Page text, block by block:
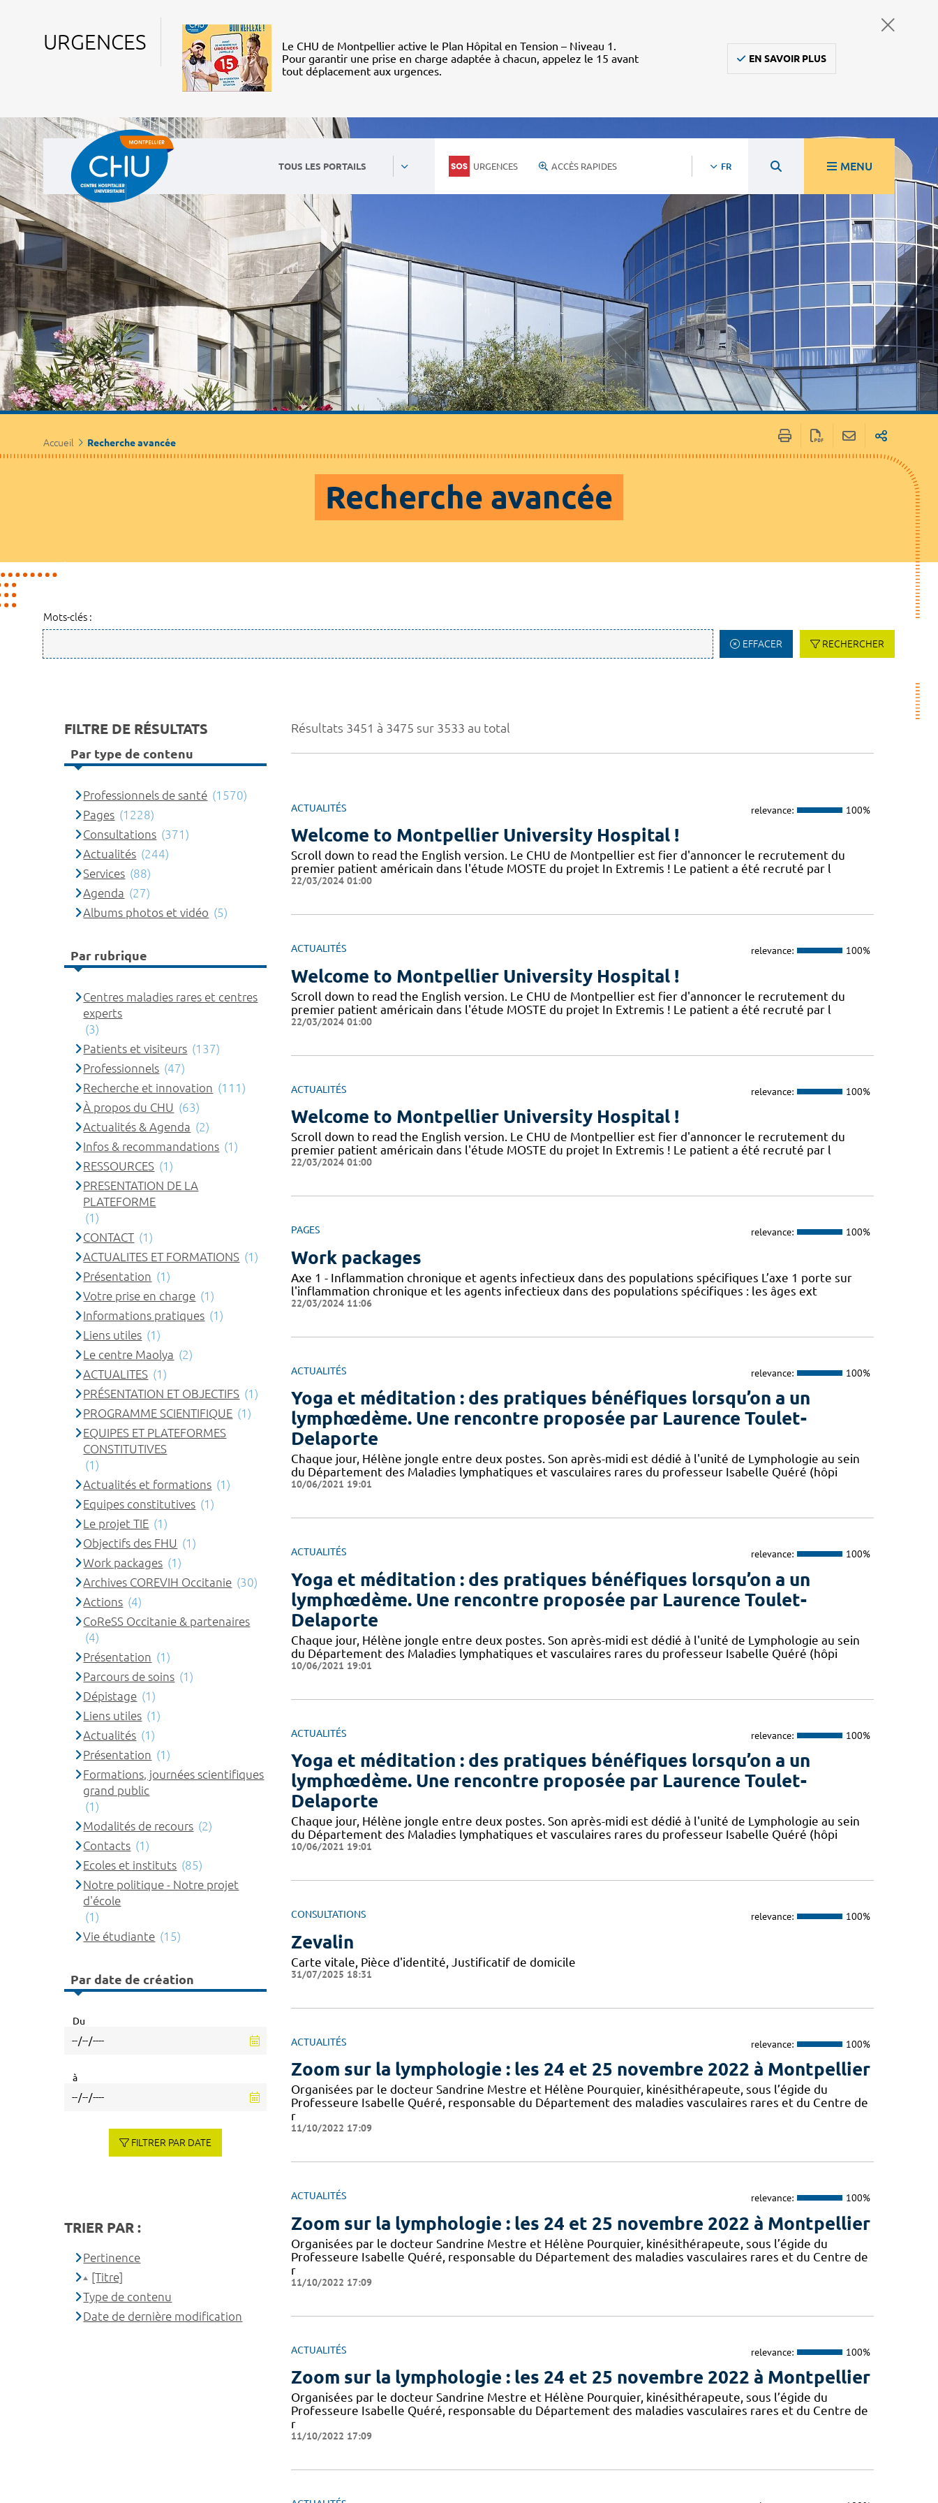
URGENCES
Le CHU de Montpellier active le Plan Hôpital en Tension – Niveau 1.
Pour garantir une prise en charge adaptée à chacun, appelez le 15 avant
tout déplacement aux urgences.
EN SAVOIR PLUS
TOUS LES PORTAILS URGENCES ACCÈS RAPIDES FR MENU
Accueil Recherche avancée
Recherche avancée
Mots-clés :
EFFACER RECHERCHER
Résultats 3451 à 3475 sur 3533 au total
ACTUALITÉS relevance: 100%
Welcome to Montpellier University Hospital !
Scroll down to read the English version. Le CHU de Montpellier est fier d'annoncer le recrutement du
premier patient américain dans l'étude MOSTE du projet In Extremis ! Le patient a été recruté par l
22/03/2024 01:00
ACTUALITÉS relevance: 100%
Welcome to Montpellier University Hospital !
Scroll down to read the English version. Le CHU de Montpellier est fier d'annoncer le recrutement du
premier patient américain dans l'étude MOSTE du projet In Extremis ! Le patient a été recruté par l
22/03/2024 01:00
ACTUALITÉS relevance: 100%
Welcome to Montpellier University Hospital !
Scroll down to read the English version. Le CHU de Montpellier est fier d'annoncer le recrutement du
premier patient américain dans l'étude MOSTE du projet In Extremis ! Le patient a été recruté par l
22/03/2024 01:00
PAGES relevance: 100%
Work packages
Axe 1 - Inflammation chronique et agents infectieux dans des populations spécifiques L’axe 1 porte sur
l'inflammation chronique et les agents infectieux dans des populations spécifiques : les âges ext
22/03/2024 11:06
ACTUALITÉS relevance: 100%
Yoga et méditation : des pratiques bénéfiques lorsqu’on a un
lymphœdème. Une rencontre proposée par Laurence Toulet-
Delaporte
Chaque jour, Hélène jongle entre deux postes. Son après-midi est dédié à l'unité de Lymphologie au sein
du Département des Maladies lymphatiques et vasculaires rares du professeur Isabelle Quéré (hôpi
10/06/2021 19:01
ACTUALITÉS relevance: 100%
Yoga et méditation : des pratiques bénéfiques lorsqu’on a un
lymphœdème. Une rencontre proposée par Laurence Toulet-
Delaporte
Chaque jour, Hélène jongle entre deux postes. Son après-midi est dédié à l'unité de Lymphologie au sein
du Département des Maladies lymphatiques et vasculaires rares du professeur Isabelle Quéré (hôpi
10/06/2021 19:01
ACTUALITÉS relevance: 100%
Yoga et méditation : des pratiques bénéfiques lorsqu’on a un
lymphœdème. Une rencontre proposée par Laurence Toulet-
Delaporte
Chaque jour, Hélène jongle entre deux postes. Son après-midi est dédié à l'unité de Lymphologie au sein
du Département des Maladies lymphatiques et vasculaires rares du professeur Isabelle Quéré (hôpi
10/06/2021 19:01
CONSULTATIONS relevance: 100%
Zevalin
Carte vitale, Pièce d'identité, Justificatif de domicile
31/07/2025 18:31
ACTUALITÉS relevance: 100%
Zoom sur la lymphologie : les 24 et 25 novembre 2022 à Montpellier
Organisées par le docteur Sandrine Mestre et Hélène Pourquier, kinésithérapeute, sous l’égide du
Professeure Isabelle Quéré, responsable du Département des maladies vasculaires rares et du Centre de
r
11/10/2022 17:09
ACTUALITÉS relevance: 100%
Zoom sur la lymphologie : les 24 et 25 novembre 2022 à Montpellier
Organisées par le docteur Sandrine Mestre et Hélène Pourquier, kinésithérapeute, sous l’égide du
Professeure Isabelle Quéré, responsable du Département des maladies vasculaires rares et du Centre de
r
11/10/2022 17:09
ACTUALITÉS relevance: 100%
Zoom sur la lymphologie : les 24 et 25 novembre 2022 à Montpellier
Organisées par le docteur Sandrine Mestre et Hélène Pourquier, kinésithérapeute, sous l’égide du
Professeure Isabelle Quéré, responsable du Département des maladies vasculaires rares et du Centre de
r
11/10/2022 17:09
FILTRE DE RÉSULTATS
Par type de contenu
Professionnels de santé (1570)
Pages (1228)
Consultations (371)
Actualités (244)
Services (88)
Agenda (27)
Albums photos et vidéo (5)
Par rubrique
Centres maladies rares et centres
experts
(3)
Patients et visiteurs (137)
Professionnels (47)
Recherche et innovation (111)
À propos du CHU (63)
Actualités & Agenda (2)
Infos & recommandations (1)
RESSOURCES (1)
PRESENTATION DE LA
PLATEFORME
(1)
CONTACT (1)
ACTUALITES ET FORMATIONS (1)
Présentation (1)
Votre prise en charge (1)
Informations pratiques (1)
Liens utiles (1)
Le centre Maolya (2)
ACTUALITES (1)
PRÉSENTATION ET OBJECTIFS (1)
PROGRAMME SCIENTIFIQUE (1)
EQUIPES ET PLATEFORMES
CONSTITUTIVES
(1)
Actualités et formations (1)
Equipes constitutives (1)
Le projet TIE (1)
Objectifs des FHU (1)
Work packages (1)
Archives COREVIH Occitanie (30)
Actions (4)
CoReSS Occitanie & partenaires
(4)
Présentation (1)
Parcours de soins (1)
Dépistage (1)
Liens utiles (1)
Actualités (1)
Présentation (1)
Formations, journées scientifiques
grand public
(1)
Modalités de recours (2)
Contacts (1)
Ecoles et instituts (85)
Notre politique - Notre projet
d'école
(1)
Vie étudiante (15)
Par date de création
Du
à
FILTRER PAR DATE
TRIER PAR :
Pertinence
[Titre]
Type de contenu
Date de dernière modification